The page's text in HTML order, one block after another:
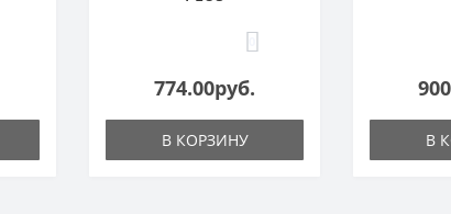
774.00руб.
В КОРЗИНУ В